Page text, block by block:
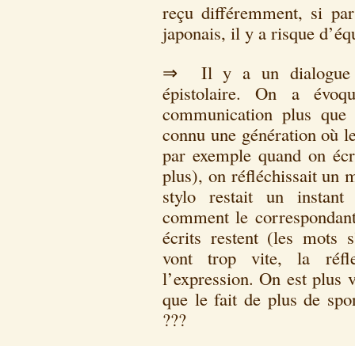
reçu différemment, si
japonais, il y a risque
⇒ Il y a un dialogue
épistolaire. On a
communication plus
connu une génération où
par exemple quand on
plus), on réfléchissait un
stylo restait un instant
comment le
écrits restent (les mots
vont trop vite, la
l’expression. On est plus
que le fait de plus de
???